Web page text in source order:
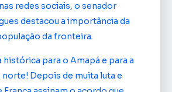
redes sociais, o senador
destacou a importância da
da fronteira.
histórica para o Amapá e para a
Depois de muita luta e